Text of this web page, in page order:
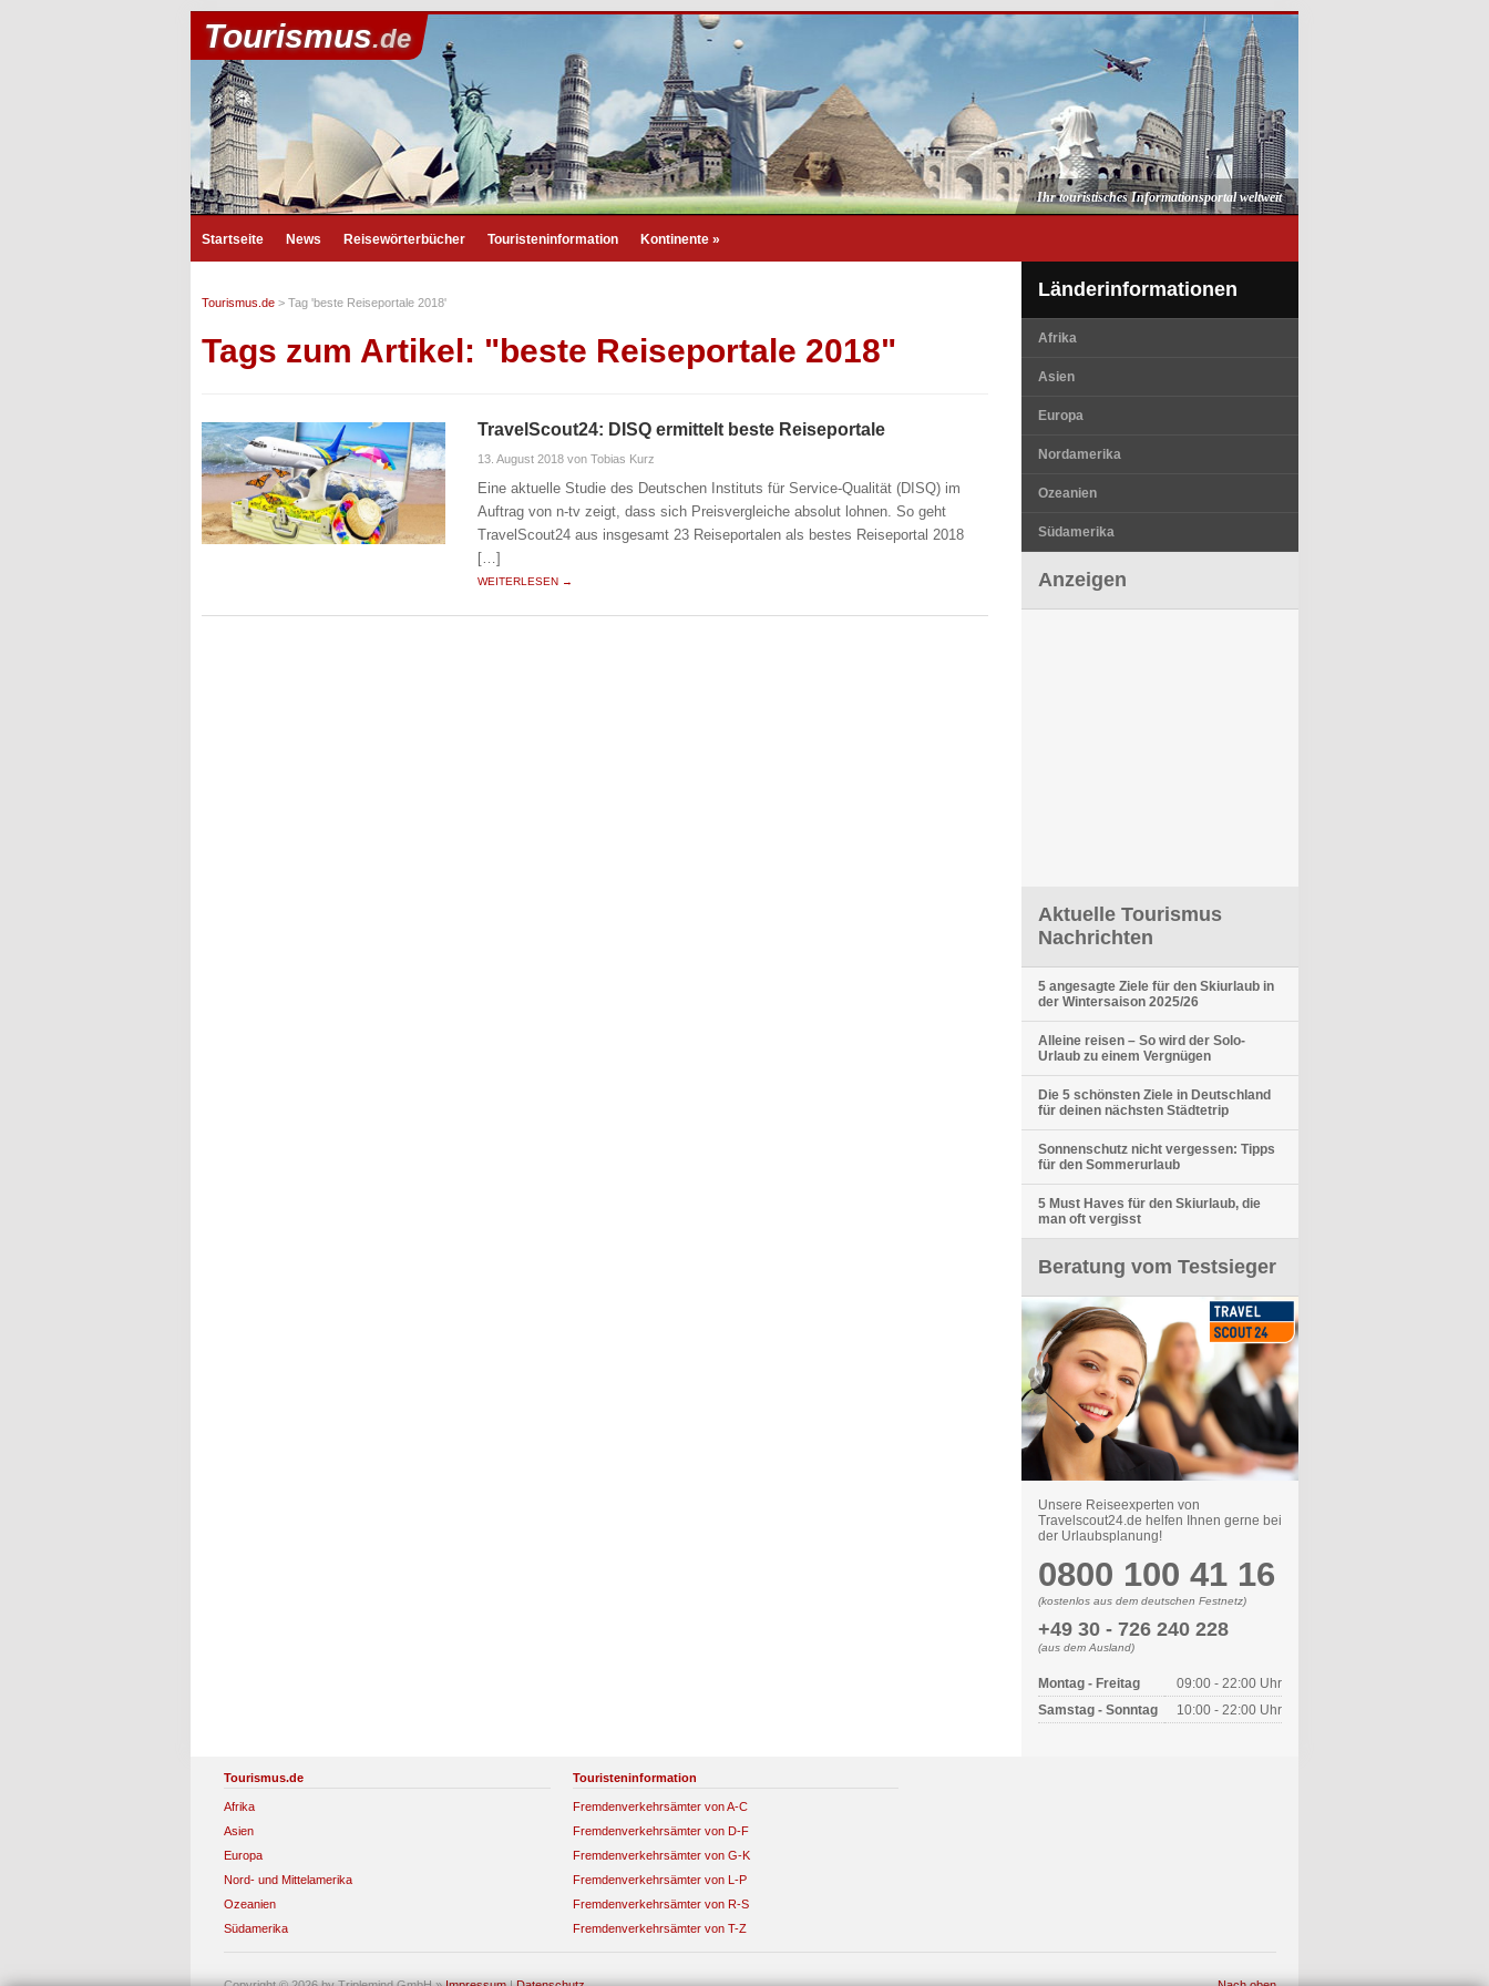
Tourismus.de
Ihr touristisches Informationsportal weltweit
Startseite News Reisewörterbücher Touristeninformation Kontinente »
Tourismus.de > Tag 'beste Reiseportale 2018'
Tags zum Artikel: "beste Reiseportale 2018"
TravelScout24: DISQ ermittelt beste Reiseportale
13. August 2018 von Tobias Kurz
Eine aktuelle Studie des Deutschen Instituts für Service-Qualität (DISQ) im
Auftrag von n-tv zeigt, dass sich Preisvergleiche absolut lohnen. So geht
TravelScout24 aus insgesamt 23 Reiseportalen als bestes Reiseportal 2018
[…]
WEITERLESEN →
Länderinformationen
Afrika
Asien
Europa
Nordamerika
Ozeanien
Südamerika
Anzeigen
Aktuelle Tourismus
Nachrichten
5 angesagte Ziele für den Skiurlaub in
der Wintersaison 2025/26
Alleine reisen – So wird der Solo-
Urlaub zu einem Vergnügen
Die 5 schönsten Ziele in Deutschland
für deinen nächsten Städtetrip
Sonnenschutz nicht vergessen: Tipps
für den Sommerurlaub
5 Must Haves für den Skiurlaub, die
man oft vergisst
Beratung vom Testsieger
Unsere Reiseexperten von
Travelscout24.de helfen Ihnen gerne bei
der Urlaubsplanung!
0800 100 41 16
(kostenlos aus dem deutschen Festnetz)
+49 30 - 726 240 228
(aus dem Ausland)
Montag - Freitag
09:00 - 22:00 Uhr
Samstag - Sonntag
10:00 - 22:00 Uhr
Tourismus.de
Afrika
Asien
Europa
Nord- und Mittelamerika
Ozeanien
Südamerika
Touristeninformation
Fremdenverkehrsämter von A-C
Fremdenverkehrsämter von D-F
Fremdenverkehrsämter von G-K
Fremdenverkehrsämter von L-P
Fremdenverkehrsämter von R-S
Fremdenverkehrsämter von T-Z